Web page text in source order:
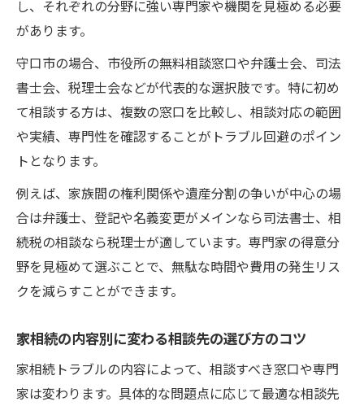
し、それぞれの分野に強い専門家や機関を見極める必要
があります。
守口市の場合、市役所の無料相談窓口や弁護士会、司法
書士会、税理士会などが代表的な選択肢です。特に初め
て相談する方は、複数の窓口を比較し、相談対応の範囲
や実績、専門性を確認することがトラブル回避のポイン
トとなります。
例えば、家族間の権利関係や遺産分割の争いが中心の場
合は弁護士、登記や名義変更がメインなら司法書士、相
続税の相談なら税理士が適しています。専門家の得意分
野を見極めて選ぶことで、無駄な時間や費用の発生リス
クを減らすことができます。
家相続の内容別に変わる相談先の選び方のコツ
家相続トラブルの内容によって、相談すべき窓口や専門
家は変わります。具体的な問題点に応じて最適な相談先